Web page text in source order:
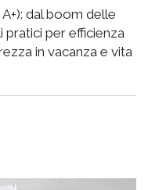
dal boom delle
pratici per efficienza
in vacanza e vita